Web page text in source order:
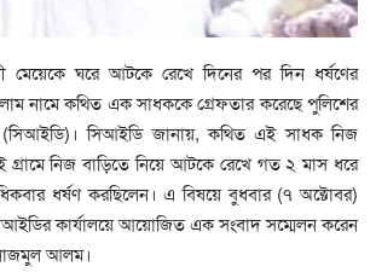
ঘরে আটকে রেখে দিনের পর দিন ধর্ষণের
নামে কথিত এক সাধককে গ্রেফতার করেছে পুলিশের
সিআইডি জানায়, কথিত এই সাধক নিজ
গ্রামে নিজ বাড়িতে নিয়ে আটকে রেখে গত ২ মাস ধরে
ধর্ষণ করছিলেন। এ বিষয়ে বুধবার (৭ অক্টোবর)
কার্যালয়ে আয়োজিত এক সংবাদ সম্মেলন করেন
আলম।